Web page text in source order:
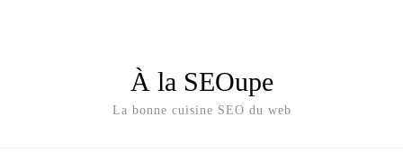
À la SEOupe
La bonne cuisine SEO du web